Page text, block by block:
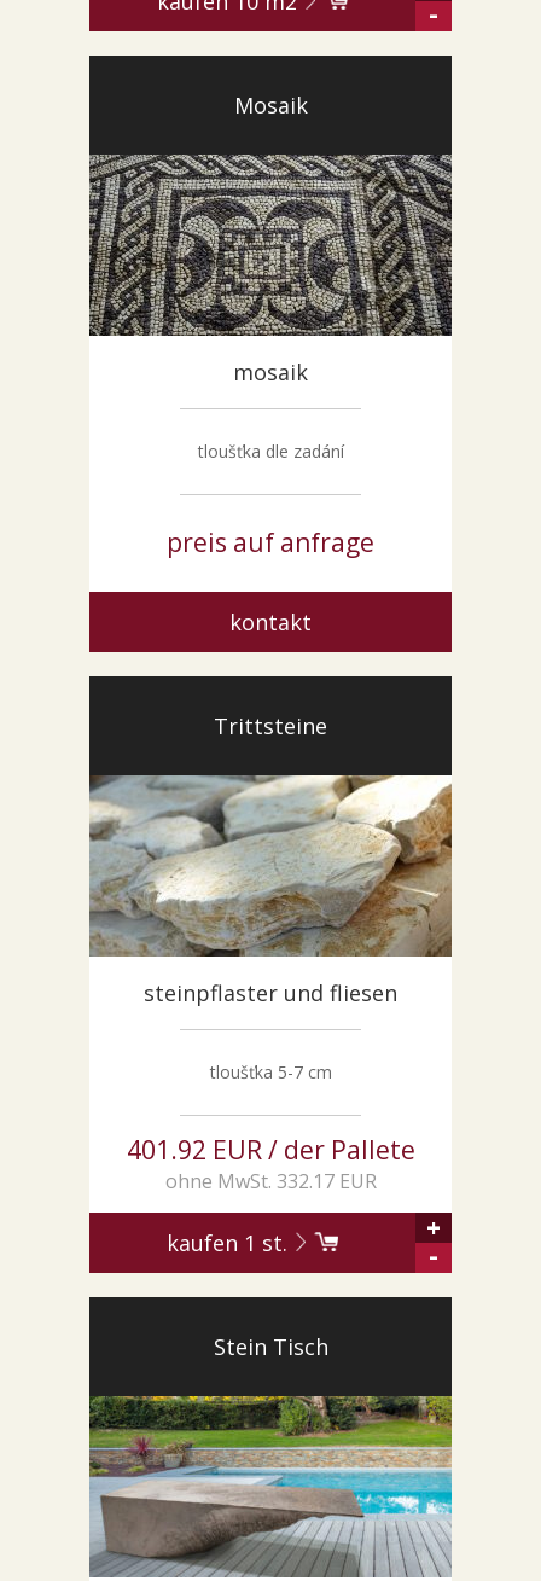
-
Mosaik
mosaik
tloušťka dle zadání
preis auf anfrage
kontakt
Trittsteine
steinpflaster und fliesen
tloušťka 5-7 cm
401.92 EUR / der Pallete
ohne MwSt. 332.17 EUR
kaufen 1 st.
+
-
Stein Tisch